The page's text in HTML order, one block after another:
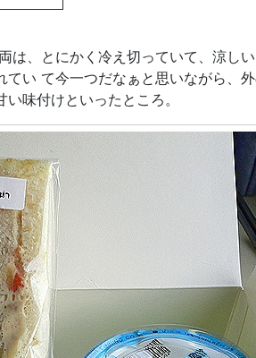
、とにかく冷え切っていて、涼し
い て今一つだなぁと思いながら、
味付けといったところ。